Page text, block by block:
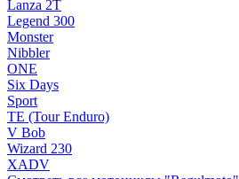
Lanza 2T
Legend 300
Monster
Nibbler
ONE
Six Days
Sport
TE (Tour Enduro)
V Bob
Wizard 230
XADV